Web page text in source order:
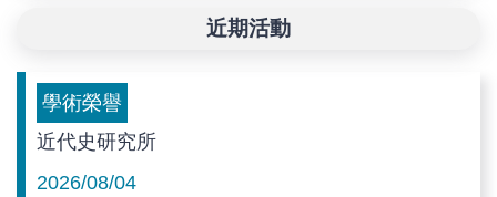
近期活動
學術榮譽
近代史研究所
2026/08/04